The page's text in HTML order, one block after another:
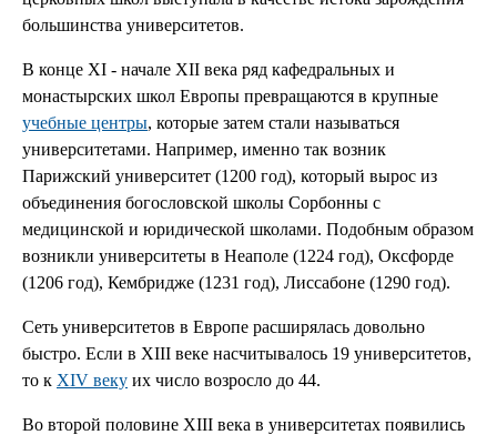
большинства университетов.
В конце XI - начале XII века ряд кафедральных и
монастырских школ Европы превращаются в крупные
учебные центры, которые затем стали называться
университетами. Например, именно так возник
Парижский университет (1200 год), который вырос из
объединения богословской школы Сорбонны с
медицинской и юридической школами. Подобным образом
возникли университеты в Неаполе (1224 год), Оксфорде
(1206 год), Кембридже (1231 год), Лиссабоне (1290 год).
Сеть университетов в Европе расширялась довольно
быстро. Если в XIII веке насчитывалось 19 университетов,
то к XIV веку их число возросло до 44.
Во второй половине XIII века в университетах появились